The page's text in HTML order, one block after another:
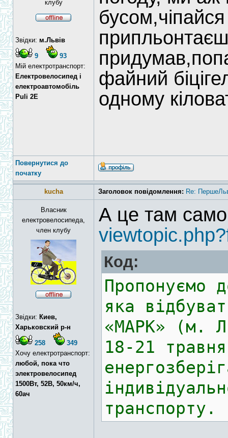
клубу
Звідки: м.Львів
9
93
Мій електротранспорт:
Електровелосипед і
електроавтомобіль
Puli 2E
файний
одному
Повернутися до
початку
kucha Заголовок повідомлення: Re:
Власник
електровелосипеда,
член клубу
Звідки: Киев,
Харьковский р-н
258
349
Хочу електротранспорт:
любой, пока что
электровелосипед
1500Вт, 52В, 50км/ч,
60ач
А це там само
Код:
Пропонуємо
яка
«МАРК» (м.
18-21
транспорту.